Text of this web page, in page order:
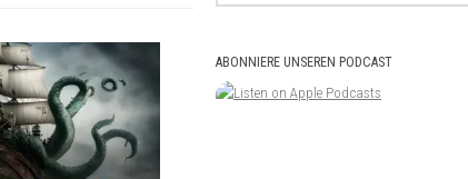
ABONNIERE UNSEREN PODCAST